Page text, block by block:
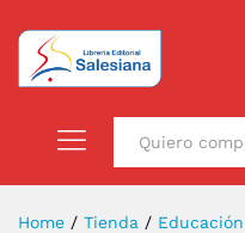
Home / Tienda / Educación